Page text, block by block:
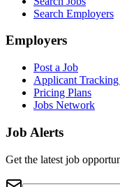
Search Employers
Employers
Post a Job
Applicant Tracking
Pricing Plans
Jobs Network
Job Alerts
Get the latest job